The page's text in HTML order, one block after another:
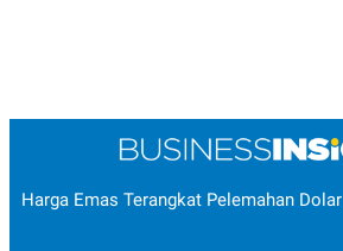
Harga Emas Terangkat Pelemahan Dolar